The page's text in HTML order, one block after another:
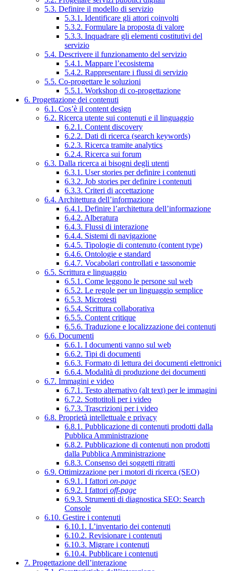
5.3. Definire il modello di servizio
5.3.1. Identificare gli attori coinvolti
5.3.2. Formulare la proposta di valore
5.3.3. Inquadrare gli elementi costitutivi del
servizio
5.4. Descrivere il funzionamento del servizio
5.4.1. Mappare l’ecosistema
5.4.2. Rappresentare i flussi di servizio
5.5. Co-progettare le soluzioni
5.5.1. Workshop di co-progettazione
6. Progettazione dei contenuti
6.1. Cos’è il content design
6.2. Ricerca utente sui contenuti e il linguaggio
6.2.1. Content discovery
6.2.2. Dati di ricerca (search keywords)
6.2.3. Ricerca tramite analytics
6.2.4. Ricerca sui forum
6.3. Dalla ricerca ai bisogni degli utenti
6.3.1. User stories per definire i contenuti
6.3.2. Job stories per definire i contenuti
6.3.3. Criteri di accettazione
6.4. Architettura dell’informazione
6.4.1. Definire l’architettura dell’informazione
6.4.2. Alberatura
6.4.3. Flussi di interazione
6.4.4. Sistemi di navigazione
6.4.5. Tipologie di contenuto (content type)
6.4.6. Ontologie e standard
6.4.7. Vocabolari controllati e tassonomie
6.5. Scrittura e linguaggio
6.5.1. Come leggono le persone sul web
6.5.2. Le regole per un linguaggio semplice
6.5.3. Microtesti
6.5.4. Scrittura collaborativa
6.5.5. Content critique
6.5.6. Traduzione e localizzazione dei contenuti
6.6. Documenti
6.6.1. I documenti vanno sul web
6.6.2. Tipi di documenti
6.6.3. Formato di lettura dei documenti elettronici
6.6.4. Modalità di produzione dei documenti
6.7. Immagini e video
6.7.1. Testo alternativo (alt text) per le immagini
6.7.2. Sottotitoli per i video
6.7.3. Trascrizioni per i video
6.8. Proprietà intellettuale e privacy
6.8.1. Pubblicazione di contenuti prodotti dalla
Pubblica Amministrazione
6.8.2. Pubblicazione di contenuti non prodotti
dalla Pubblica Amministrazione
6.8.3. Consenso dei soggetti ritratti
6.9. Ottimizzazione per i motori di ricerca (SEO)
6.9.1. I fattori on-page
6.9.2. I fattori off-page
6.9.3. Strumenti di diagnostica SEO: Search
Console
6.10. Gestire i contenuti
6.10.1. L’inventario dei contenuti
6.10.2. Revisionare i contenuti
6.10.3. Migrare i contenuti
6.10.4. Pubblicare i contenuti
7. Progettazione dell’interazione